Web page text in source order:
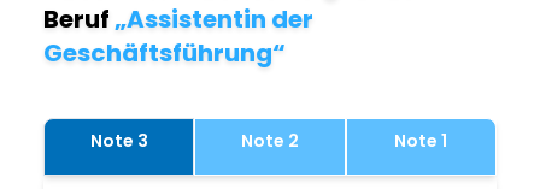
Beruf„Assistentin der
Geschäftsführung“
Note 3 Note 2 Note 1